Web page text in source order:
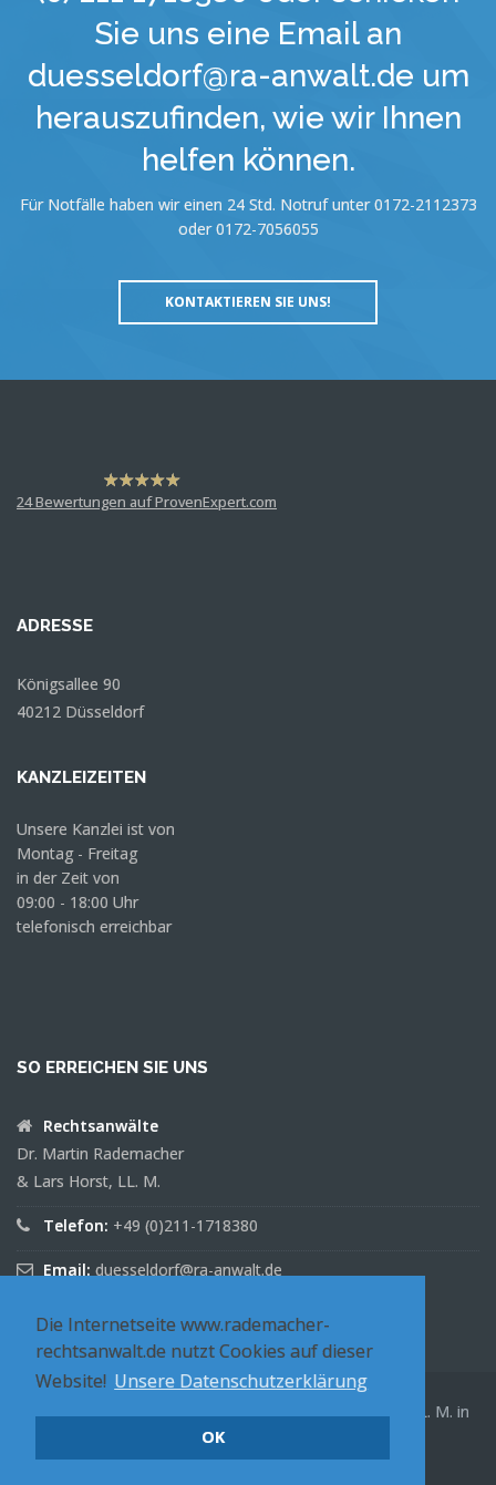
Die Internetseite www.rademacher-
rechtsanwalt.de nutzt Cookies auf dieser
Website! Unsere Datenschutzerklärung
OK
Sie uns eine Email an
duesseldorf@ra-anwalt.de um
herauszufinden, wie wir Ihnen
helfen können.
Für Notfälle haben wir einen 24 Std. Notruf unter 0172-2112373
oder 0172-7056055
KONTAKTIEREN SIE UNS!
hat4,63
von
24Bewertungen auf ProvenExpert.com
ADRESSE
Königsallee 90
40212 Düsseldorf
KANZLEIZEITEN
Unsere Kanzlei ist von
Montag - Freitag
in der Zeit von
09:00 - 18:00 Uhr
telefonisch erreichbar
SO ERREICHEN SIE UNS
Rechtsanwälte
Dr. Martin Rademacher
& Lars Horst, LL. M.
Telefon: +49 (0)211-1718380
Email: duesseldorf@ra-anwalt.de
Rechtsanwälte Dr. Martin Rademacher & Lars Horst, LL. M. in
Düsseldorf
Datenschutzhinweis
Impressum